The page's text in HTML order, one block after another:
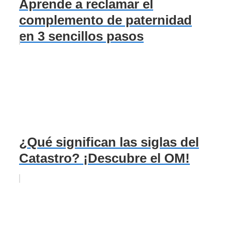
Aprende a reclamar el
complemento de paternidad
en 3 sencillos pasos
¿Qué significan las siglas del
Catastro? ¡Descubre el OM!